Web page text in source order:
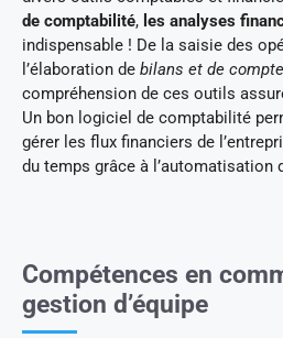
de comptabilité, les analyses
indispensable ! De la saisie des
l’élaboration de bilans et de
compréhension de ces outils
Un bon logiciel de comptabilité
gérer les flux financiers de
du temps grâce à l’automatisation
Compétences en
gestion d’équipe